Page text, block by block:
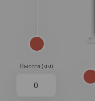
Высота (мм)